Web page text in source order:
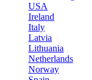
USA
Ireland
Italy
Latvia
Lithuania
Netherlands
Norway